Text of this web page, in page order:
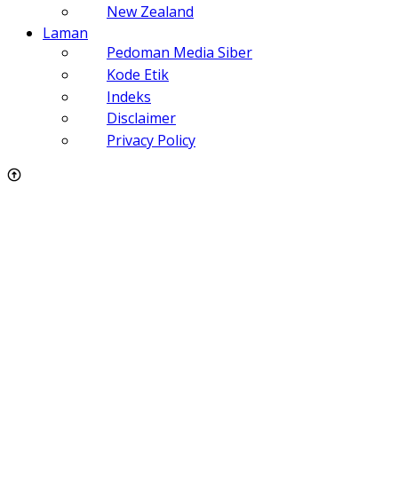
New Zealand
Laman
Pedoman Media Siber
Kode Etik
Indeks
Disclaimer
Privacy Policy